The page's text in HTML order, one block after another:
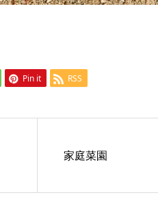
Pin it RSS
家庭菜園